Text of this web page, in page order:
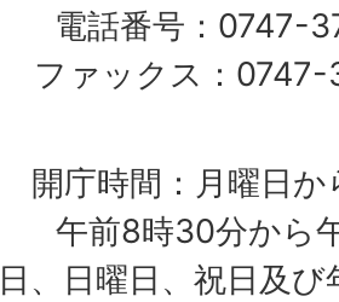
電話番号：0747-
ファックス：
開庁時間：月曜日か
午前8時30分から
日、日曜日、祝日及